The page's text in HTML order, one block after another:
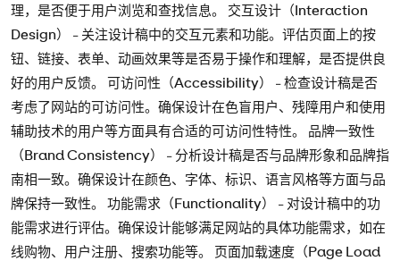
理，是否便于用户浏览和查找信息。 交互设计（Interaction
Design） - 关注设计稿中的交互元素和功能。评估页面上的按
钮、链接、表单、动画效果等是否易于操作和理解，是否提供良
好的用户反馈。 可访问性（Accessibility） - 检查设计稿是否
考虑了网站的可访问性。确保设计在色盲用户、残障用户和使用
辅助技术的用户等方面具有合适的可访问性特性。 品牌一致性
（Brand Consistency） - 分析设计稿是否与品牌形象和品牌指
南相一致。确保设计在颜色、字体、标识、语言风格等方面与品
牌保持一致性。 功能需求（Functionality） - 对设计稿中的功
能需求进行评估。确保设计能够满足网站的具体功能需求，如在
线购物、用户注册、搜索功能等。 页面加载速度（Page Load